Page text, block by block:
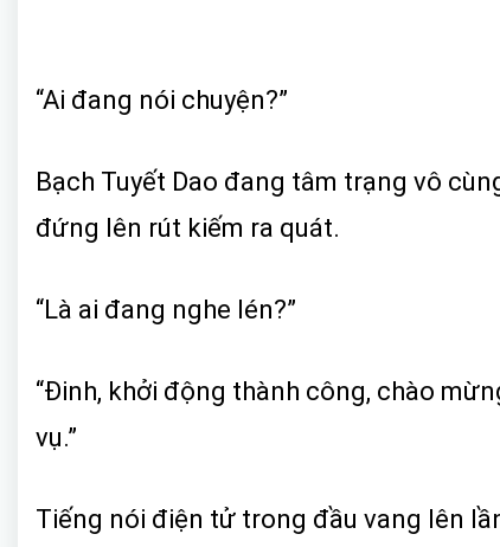
“Ai đang nói chuyện?”
Bạch Tuyết Dao đang tâm trạng vô
đứng lên rút kiếm ra quát.
“Là ai đang nghe lén?”
“Đinh, khởi động thành công, chào
vụ.”
Tiếng nói điện tử trong đầu vang lên